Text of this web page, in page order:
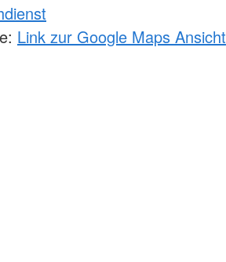
Link zur Google Maps Ansicht